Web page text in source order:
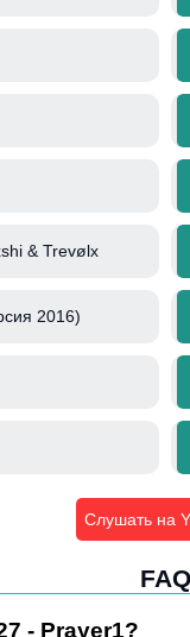
& Trevølx
2016)
Слушать на
FAQ
- Prayer1?